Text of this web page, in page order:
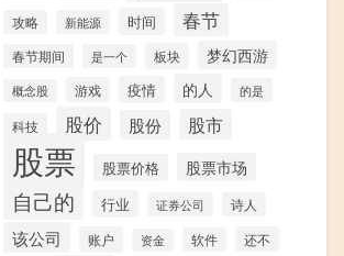
攻略 新能源 时间 春节
春节期间 是一个 板块 梦幻西游
概念股 游戏 疫情 的人 的是
科技 股价 股份 股市
股票 股票价格 股票市场
自己的 行业 证券公司 诗人
该公司 账户 资金 软件 还不